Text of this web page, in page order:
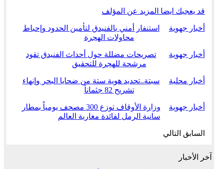
قد يعجبك ايضا المزيد عن المؤلف
أخبار جهوية
استنفار أمني بالفنيدق لتأمين الحدود وإحباط
محاولات الهجرة
أخبار جهوية
تصريحات مضللة حول أحداث الفنيدق تقود
مرشحة للهجرة للتحقيق
أخبار محلية
سبتة..تحديد هوية ستة من ضحايا البحر وإنهاء
تشريح 82 جثماناً
أخبار جهوية
وزارة الأوقاف توزع 300 مصحف يومياً بمطار
سانية الرمل لفائدة مغاربة العالم
السابق التالي
آخر الأخبار